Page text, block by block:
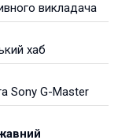
викладача
хаб
Sony G-Master